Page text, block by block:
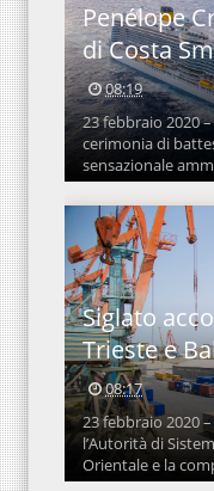
Penélope
di Costa
08:19
23 febbraio 2020
cerimonia di
sensazionale
Siglato
Trieste e
08:17
23 febbraio 2020
l’Autorità di
Orientale e la